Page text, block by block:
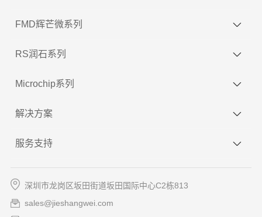
FMD辉芒微系列
RS润石系列
Microchip系列
解决方案
服务支持
深圳市龙岗区坂田街道坂田国际中心C2栋813
sales@jieshangwei.com